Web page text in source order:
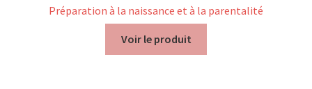
Préparation à la naissance et à la parentalité
Voir le produit